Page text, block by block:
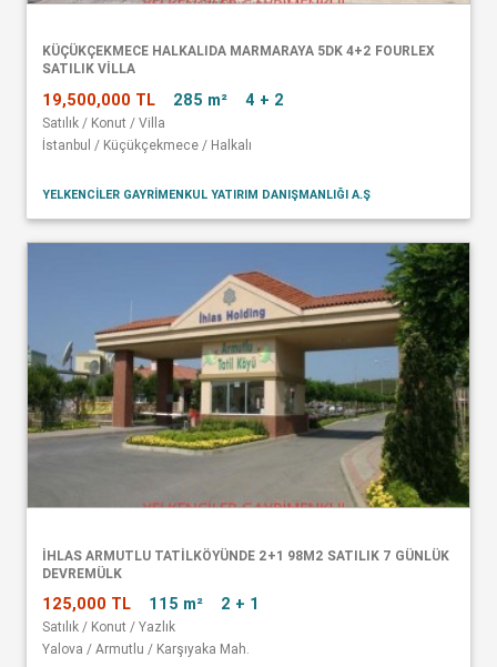
KÜÇÜKÇEKMECE HALKALIDA MARMARAYA 5DK 4+2 FOURLEX
SATILIK VİLLA
19,500,000 TL 285 m² 4 + 2
Satılık / Konut / Villa
İstanbul / Küçükçekmece / Halkalı
YELKENCİLER GAYRİMENKUL YATIRIM DANIŞMANLIĞI A.Ş
İHLAS ARMUTLU TATİLKÖYÜNDE 2+1 98M2 SATILIK 7 GÜNLÜK
DEVREMÜLK
125,000 TL 115 m² 2 + 1
Satılık / Konut / Yazlık
Yalova / Armutlu / Karşıyaka Mah.